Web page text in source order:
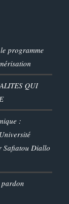
programme
QUI
:
Safiatou Diallo